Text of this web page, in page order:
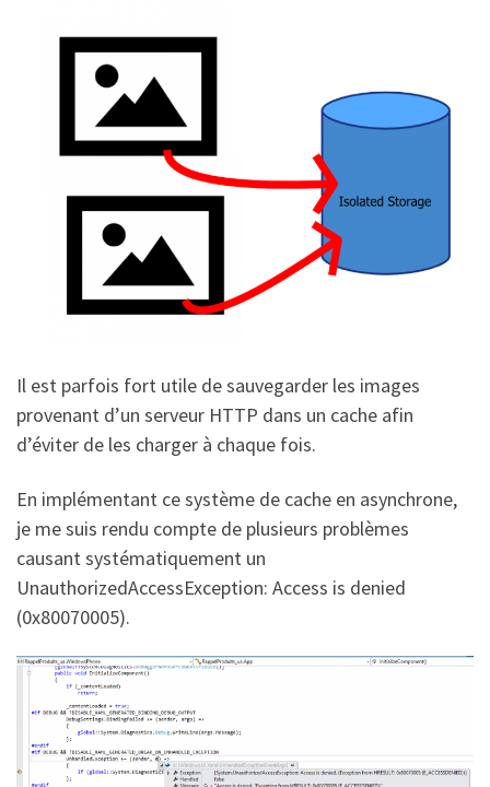
Il est parfois fort utile de sauvegarder les images
provenant d’un serveur HTTP dans un cache afin
d’éviter de les charger à chaque fois.
En implémentant ce système de cache en asynchrone,
je me suis rendu compte de plusieurs problèmes
causant systématiquement un
UnauthorizedAccessException: Access is denied
(0x80070005).